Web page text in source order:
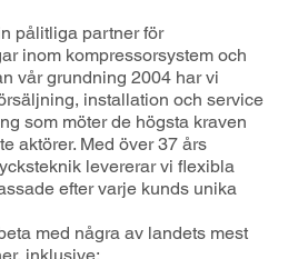
pålitliga partner för
inom kompressorsystem och
vår grundning 2004 har vi
installation och service
som möter de högsta kraven
aktörer. Med över 37 års
levererar vi flexibla
efter varje kunds unika
med några av landets mest